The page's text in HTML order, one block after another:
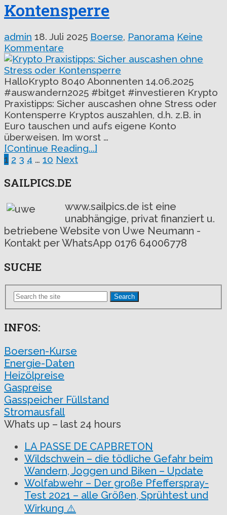
Kontensperre
admin 18. Juli 2025 Boerse, Panorama Keine
Kommentare
HalloKrypto 8040 Abonnenten 14.06.2025
#auswandern2025 #bitget #investieren Krypto
Praxistipps: Sicher auscashen ohne Stress oder
Kontensperre Kryptos auszahlen, d.h. z.B. in
Euro tauschen und aufs eigene Konto
überweisen. Im worst …
[Continue Reading...]
Seitennummerierung
der
1 2 3 4 … 10 Next
SAILPICS.DE
www.sailpics.de ist eine
unabhängige, privat finanziert u.
betriebene Website von Uwe Neumann -
Kontakt per WhatsApp 0176 64006778
SUCHE
Search
INFOS:
Boersen-Kurse
Energie-Daten
Heizölpreise
Gaspreise
Gasspeicher Füllstand
Stromausfall
Whats up – last 24 hours
LA PASSE DE CAPBRETON
Wildschwein – die tödliche Gefahr beim
Wandern, Joggen und Biken – Update
Wolfabwehr – Der große Pfefferspray-
Test 2021 – alle Größen, Sprühtest und
Wirkung ⚠️